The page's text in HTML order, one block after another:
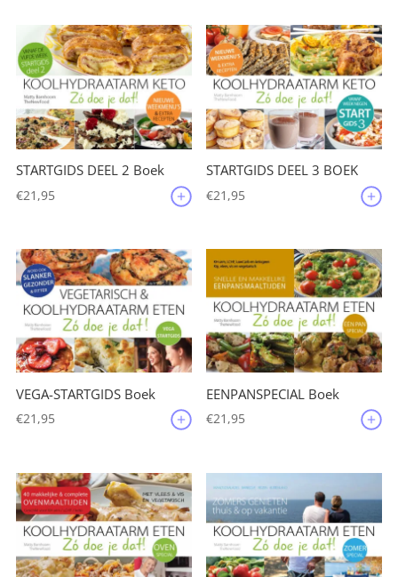
STARTGIDS DEEL 2 Boek
€21,95
STARTGIDS DEEL 3 BOEK
€21,95
VEGA-STARTGIDS Boek
€21,95
EENPANSPECIAL Boek
€21,95